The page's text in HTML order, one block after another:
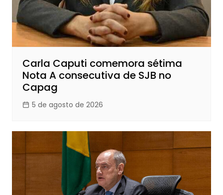
Carla Caputi comemora sétima
Nota A consecutiva de SJB no
Capag
5 de agosto de 2026